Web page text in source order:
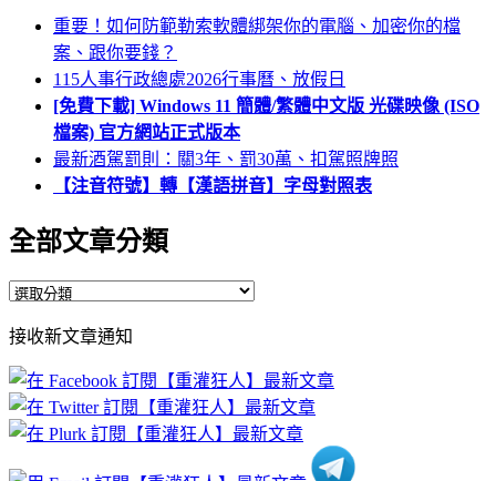
重要！如何防範勒索軟體綁架你的電腦、加密你的檔
案、跟你要錢？
115人事行政總處2026行事曆、放假日
[免費下載] Windows 11 簡體/繁體中文版 光碟映像 (ISO
檔案) 官方網站正式版本
最新酒駕罰則：關3年、罰30萬、扣駕照牌照
【注音符號】轉【漢語拼音】字母對照表
全部文章分類
全
文
章
分
類
接收新文章通知